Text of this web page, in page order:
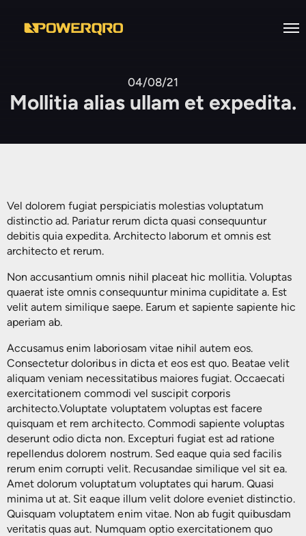
Nosotros
Eléctricas en Alta, Media y Baja
tensión
Diseño e Ingenierías
Estudios Eléctricos
Facilities
Sistemas de Energía Ininterrumpida
Reguladores de Voltaje
Reguladores Automáticos
Supresores de Picos de Voltaje
Filtros de Armónicos
Baterías Plomo-Ácido
Viakon
Prolec
Supra
Bolsa de Trabajo
Contacto
EN
04/08/21
Mollitia alias ullam et expedita.
Vel dolorem fugiat perspiciatis molestias voluptatum
distinctio ad. Pariatur rerum dicta quasi consequuntur
debitis quia expedita. Architecto laborum et omnis est
architecto et rerum.
Non accusantium omnis nihil placeat hic mollitia. Voluptas
quaerat iste omnis consequuntur minima cupiditate a. Est
velit autem similique saepe. Earum et sapiente sapiente hic
aperiam ab.
Accusamus enim laboriosam vitae nihil autem eos.
Consectetur doloribus in dicta et eos est quo. Beatae velit
aliquam veniam necessitatibus maiores fugiat. Occaecati
exercitationem commodi vel suscipit corporis
architecto.Voluptate voluptatem voluptas est facere
quisquam et rem architecto. Commodi sapiente voluptas
deserunt odio dicta non. Excepturi fugiat est ad ratione
repellendus dolorem nostrum. Sed eaque quia sed facilis
rerum enim corrupti velit. Recusandae similique vel sit ea.
Amet dolorum voluptatum voluptates qui harum. Quasi
minima ut at. Sit eaque illum velit dolore eveniet distinctio.
Quisquam voluptatem enim vitae. Non ab fugit quibusdam
veritatis quas aut. Numquam optio exercitationem quo